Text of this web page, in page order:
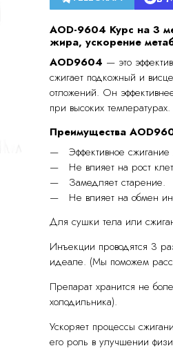
AOD-9604 Курс на 3
жира, ускорение
AOD9604 — это
сжигает подкожный и
отложений. Он
при высоких температурах.
Преимущества
Эффективное
Не влияет на рост
Замедляет старение.
Не влияет на обмен
Для сушки тела или
Инъекции проводятся 3
идеале. (Мы поможем
Препарат хранится не
холодильника).
Ускоряет процессы
его роль в улучшении